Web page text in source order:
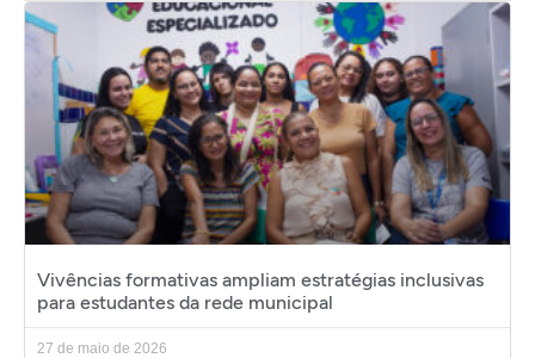
Vivências formativas ampliam estratégias inclusivas
para estudantes da rede municipal
27 de maio de 2026